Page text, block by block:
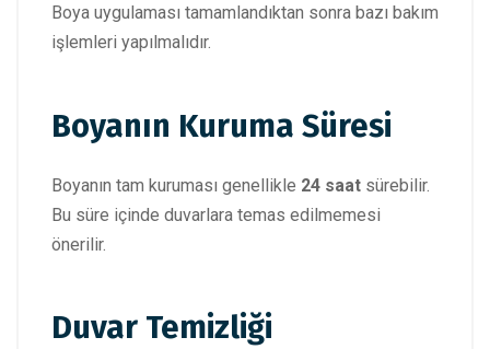
Boya uygulaması tamamlandıktan sonra bazı bakım
işlemleri yapılmalıdır.
Boyanın Kuruma Süresi
Boyanın tam kuruması genellikle 24 saat sürebilir.
Bu süre içinde duvarlara temas edilmemesi
önerilir.
Duvar Temizliği